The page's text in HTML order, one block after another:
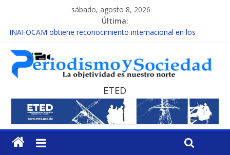
sábado, agosto 8, 2026
Última:
INAFOCAM obtiene reconocimiento internacional en los
15 de febrero de cada año es Día Nacional de la lucha contra el
cáncer infantil
EL ENFOQUE UNILATERAL DE LA COALICIÓN
MESCyT y Universidad Albizu apoyarán rehabilitación de
reclusos
MESCyT presenta calendario de Consulta Nacional por la
Educación
ETED